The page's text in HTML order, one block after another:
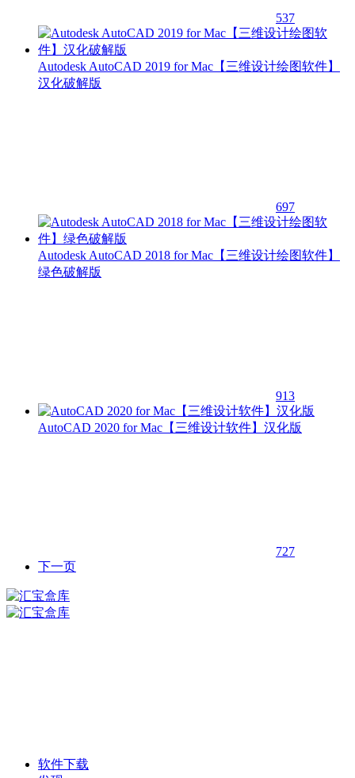
537
Autodesk AutoCAD 2019 for Mac【三维设计绘图软件】
汉化破解版
697
Autodesk AutoCAD 2018 for Mac【三维设计绘图软件】
绿色破解版
913
AutoCAD 2020 for Mac【三维设计软件】汉化版
727
下一页
软件下载